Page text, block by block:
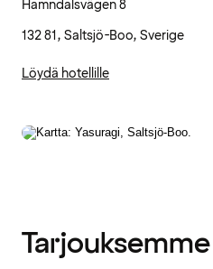
Hamndalsvägen 8
132 81, Saltsjö-Boo, Sverige
Löydä hotellille
Tarjouksemme